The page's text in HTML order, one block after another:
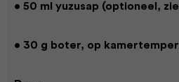
• 50 ml yuzusap (optioneel,
• 30 g boter, op